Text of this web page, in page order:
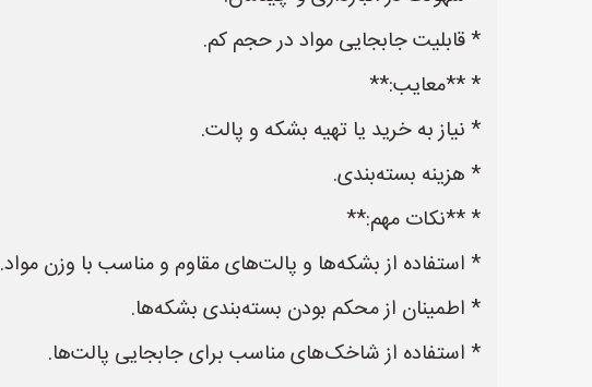
* قابلیت جابجایی مواد در حجم کم.
* **معایب:**
* نیاز به خرید یا تهیه بشکه و پالت.
* هزینه بسته‌بندی.
* **نکات مهم:**
* استفاده از بشکه‌ها و پالت‌های مقاوم و مناسب با وزن مواد.
* اطمینان از محکم بودن بسته‌بندی بشکه‌ها.
* استفاده از شاخک‌های مناسب برای جابجایی پالت‌ها.